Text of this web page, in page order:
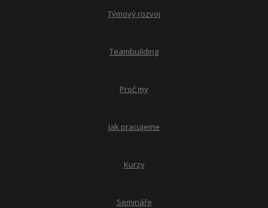
Týmový rozvoj
Teambuilding
Proč my
Jak pracujeme
Kurzy
Semináře